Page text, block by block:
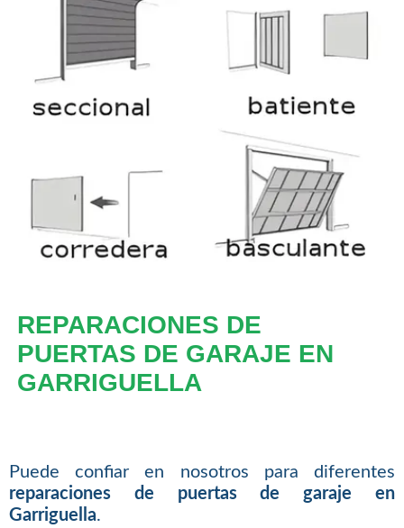
REPARACIONES DE
PUERTAS DE GARAJE EN
GARRIGUELLA
Puede confiar en nosotros para diferentes
reparaciones de puertas de garaje en
Garriguella.